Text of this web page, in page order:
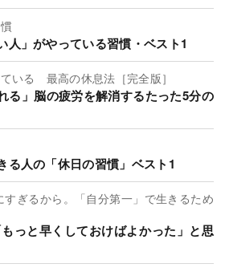
人」がやっている習慣・ベスト1
いる 最高の休息法［完全版］
る」脳の疲労を解消するたった5分の
る人の「休日の習慣」ベスト1
ぎるから。「自分第一」で生きるため
っと早くしておけばよかった」と思